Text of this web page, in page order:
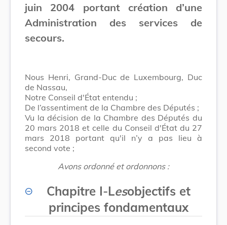
juin 2004 portant création d’une
Administration des services de
secours.
Nous Henri, Grand-Duc de Luxembourg, Duc
de Nassau,
Notre Conseil d'État entendu ;
De l’assentiment de la Chambre des Députés ;
Vu la décision de la Chambre des Députés du
20 mars 2018 et celle du Conseil d'État du 27
mars 2018 portant qu'il n’y a pas lieu à
second vote ;
Avons ordonné et ordonnons :
Chapitre I-Lesobjectifs et
principes fondamentaux